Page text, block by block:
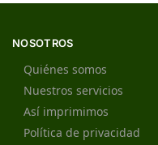
NOSOTROS
Quiénes somos
Nuestros servicios
Así imprimimos
Política de privacidad